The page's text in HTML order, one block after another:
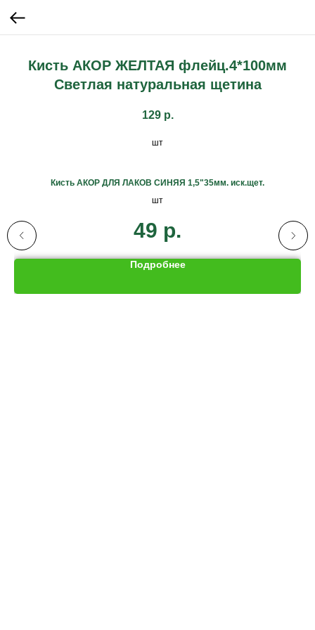
Кисть АКОР ЖЕЛТАЯ флейц.4*100мм
Светлая натуральная щетина
129 р.
шт
Кисть АКОР ДЛЯ ЛАКОВ СИНЯЯ 1,5"35мм. иск.щет.
шт
49 р.
Подробнее